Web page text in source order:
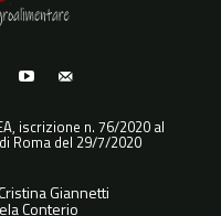
iscrizione n. 76/2020 al
Roma del 29/7/2020
Giannetti
Conterio